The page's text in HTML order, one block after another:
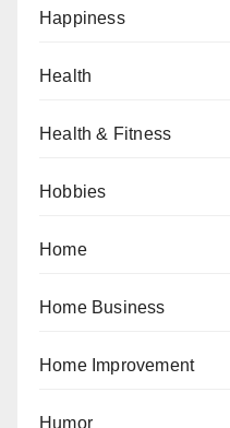
Happiness
Health
Health & Fitness
Hobbies
Home
Home Business
Home Improvement
Humor